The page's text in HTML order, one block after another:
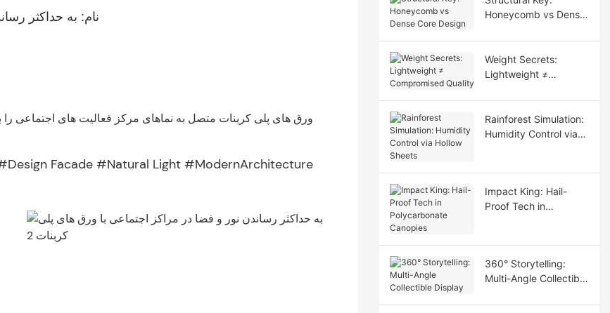
نام: به حداکثر
ورق های پلی کربنات متصل به نماهای مرکز فعالیت های اجتماعی را
Facade #Natural Light #ModernArchitecture
Honeycomb vs Dense
Weight Secrets:
Lightweight ≠
Rainforest Simulation:
Humidity Control via
Impact King: Hail-
Proof Tech in
360° Storytelling:
Multi-Angle Collectible